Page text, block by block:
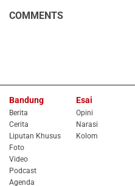
COMMENTS
Bandung
Berita
Cerita
Liputan Khusus
Foto
Video
Podcast
Agenda
Esai
Opini
Narasi
Kolom